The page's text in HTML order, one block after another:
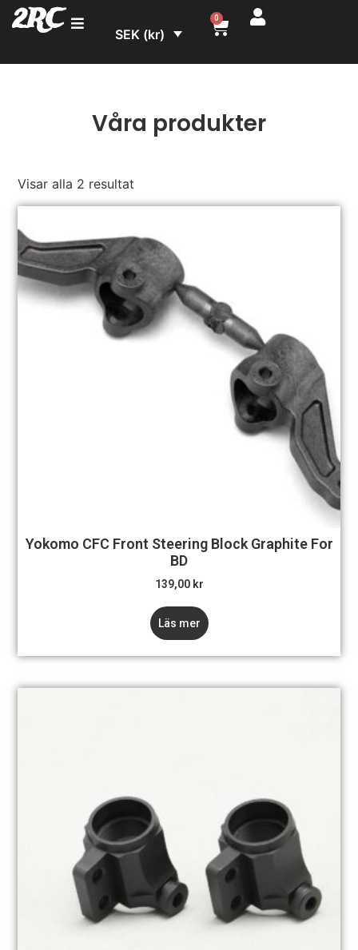
2RC SEK (kr)
0
Våra produkter
Visar alla 2 resultat
Yokomo CFC Front Steering Block Graphite For
BD
139,00 kr
Läs mer